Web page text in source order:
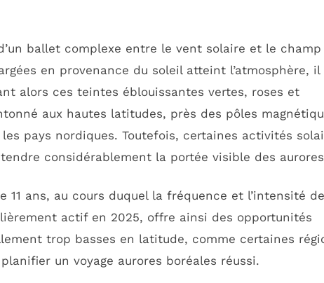
ballet complexe entre le vent solaire et le champ
en provenance du soleil atteint l’atmosphère, il
alors ces teintes éblouissantes vertes, roses et
aux hautes latitudes, près des pôles
pays nordiques. Toutefois, certaines activités
considérablement la portée visible des
ans, au cours duquel la fréquence et l’intensité
actif en 2025, offre ainsi des opportunités
trop basses en latitude, comme certaines
un voyage aurores boréales réussi.